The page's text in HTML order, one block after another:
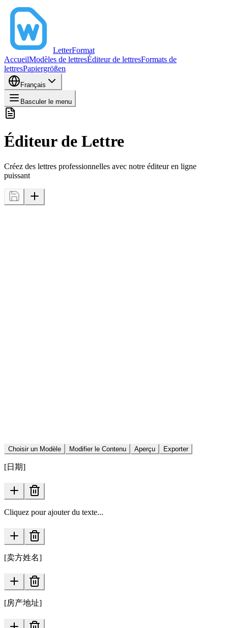
LetterFormat
AccueilModèles de lettresÉditeur de lettresFormats de
lettresPapiergrößen
Français
Basculer le menu
Éditeur de Lettre
Créez des lettres professionnelles avec notre éditeur en ligne
puissant
Choisir un Modèle Modifier le Contenu Aperçu Exporter
[日期]
Cliquez pour ajouter du texte...
[卖方姓名]
[房产地址]